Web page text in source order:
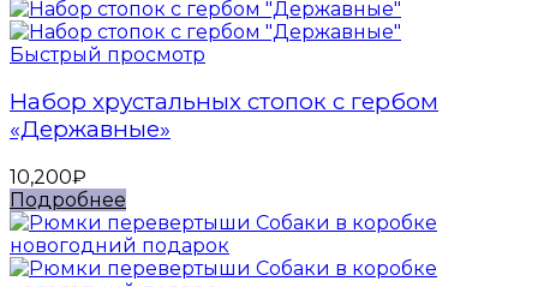
Быстрый просмотр
Набор хрустальных стопок с гербом
«Державные»
10,200₽
Подробнее